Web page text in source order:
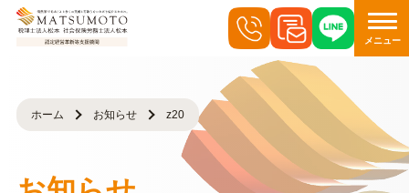
メニュー
ホーム お知らせ z20